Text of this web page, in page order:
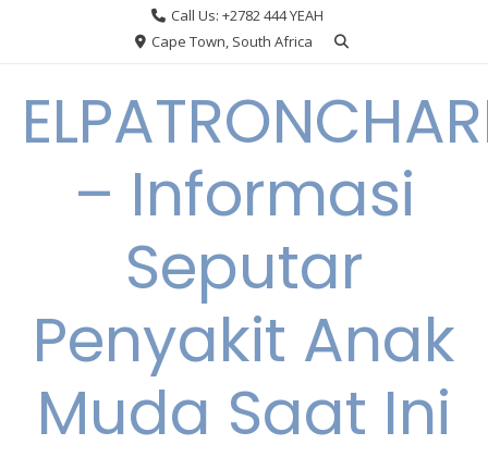
Call Us: +2782 444 YEAH
Cape Town, South Africa
– Informasi
Seputar
Penyakit Anak
Muda Saat Ini